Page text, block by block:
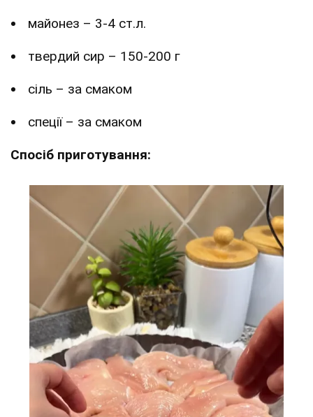
майонез – 3-4 ст.л.
твердий сир – 150-200 г
сіль – за смаком
спеції – за смаком
Спосіб приготування: